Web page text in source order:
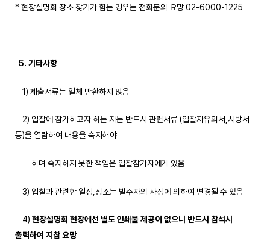
* 현장설명회 장소 찾기가 힘든 경우는 전화문의 요망 02-6000-1225
5. 기타사항
1) 제출서류는 일체 반환하지 않음
2) 입찰에 참가하고자 하는 자는 반드시 관련서류 (입찰자유의서,시방서
등)을 열람하여 내용을 숙지해야
하며 숙지하지 못한 책임은 입찰참가자에게 있음
3) 입찰과 관련한 일정,장소는 발주자의 사정에 의하여 변경될 수 있음
4) 현장설명회 현장에선 별도 인쇄물 제공이 없으니 반드시 참석시
출력하여 지참 요망